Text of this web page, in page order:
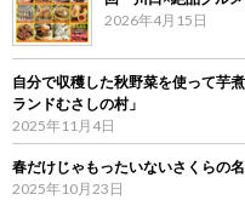
2026年4月15日
自分で収穫した秋野菜を使って芋
ランドむさしの村」
2025年11月4日
春だけじゃもったいないさくらの
2025年10月23日